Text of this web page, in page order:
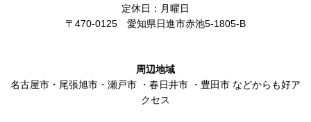
定休日：月曜日
〒470-0125 愛知県日進市赤池5-1805-B
周辺地域
名古屋市 ・ 尾張旭市 ・ 瀬戸市 ・ 春日井市 ・ 豊田市 などからも好ア
クセス